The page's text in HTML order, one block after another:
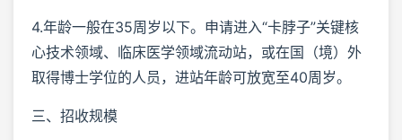
4.年龄一般在35周岁以下。申请进入“卡脖子”关键核
心技术领域、临床医学领域流动站，或在国（境）外
取得博士学位的人员，进站年龄可放宽至40周岁。
三、招收规模